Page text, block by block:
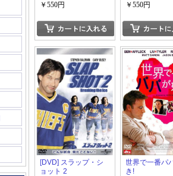
￥550円
￥550円
[DVD] スラップ・シ
ョット 2
世界で一番パ
き!